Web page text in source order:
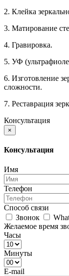
2. Клейка
3. Матирование
4. Гравировка.
5. УФ
6. Изготовление
сложности.
7. Реставрация
Консультация
×
Консультация
Имя
Телефон
Способ связи
Звонок
Желаемое время
Часы
Минуты
E-mail